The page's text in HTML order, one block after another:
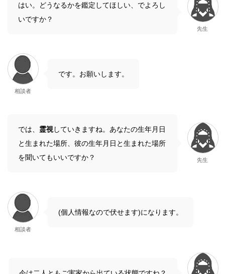
はい。どうなるかを鑑定してほしい、でよろし
いですか？
先生
相談者
です。お願いします。
では、 霊視していきますね。あなたの生年月日
と生まれた場所、彼の生年月日と生まれた場所
を聞いてもいいですか？
先生
相談者
(個人情報なので伏せます)になります。